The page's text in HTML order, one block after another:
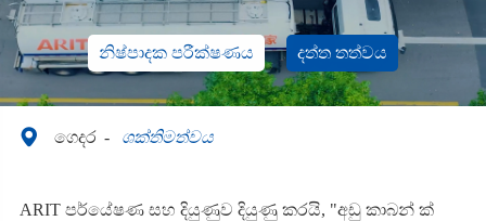
නිෂ්පාදක පරීක්ෂණය දත්ත තත්වය
 ගෙදර ශක්තිමත්වය
ARIT පර්යේෂණ සහ දියුණුව දියුණු කරයි, "අඩු කාබන් ක්